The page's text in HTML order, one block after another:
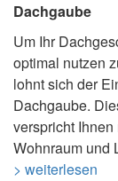
Dachgaube
Um Ihr
optimal nutzen
lohnt sich der
Dachgaube.
verspricht Ihnen
Wohnraum und
> weiterlesen